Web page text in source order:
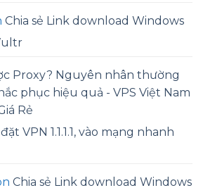
Chia sẻ Link download Windows
Proxy? Nguyên nhân thường
phục hiệu quả - VPS Việt Nam
Rẻ
VPN 1.1.1.1, vào mạng nhanh
Chia sẻ Link download Windows